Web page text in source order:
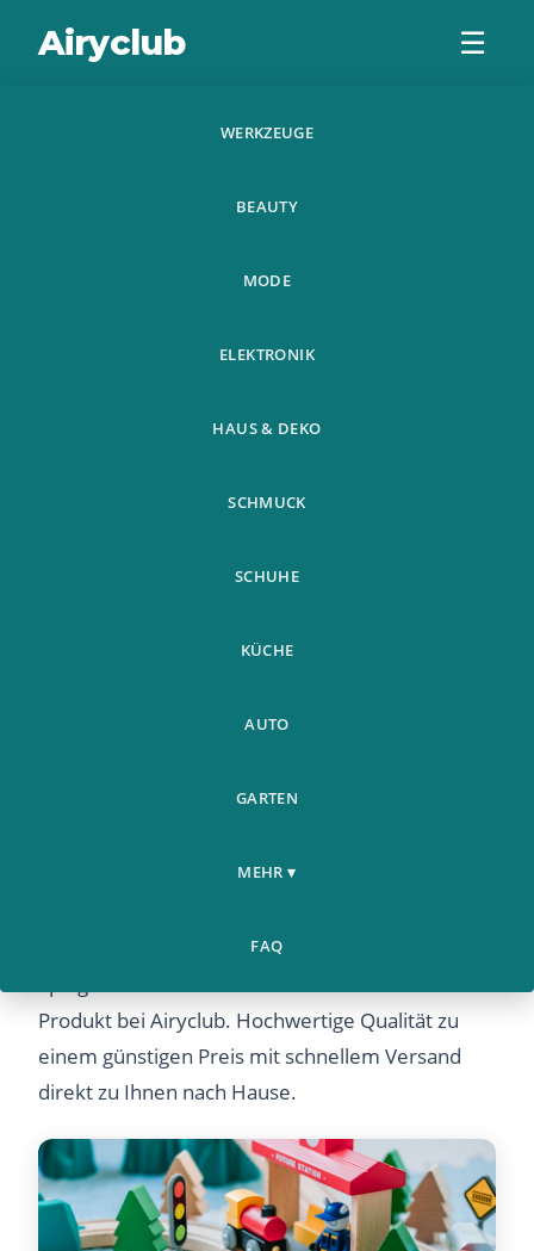
Airyclub ☰
WERKZEUGE
BEAUTY
MODE
ELEKTRONIK
HAUS & DEKO
SCHMUCK
SCHUHE
KÜCHE
AUTO
GARTEN
MEHR ▾
FAQ
Kosmetikspiegel
Gluhbirnen Vanity
Usb
Fur Spiegel Usb
Led Kosmetikspiegel Gluhbirnen Vanity Lights Fur
Produkt bei Airyclub. Hochwertige Qualität zu
einem günstigen Preis mit schnellem Versand
direkt zu Ihnen nach Hause.